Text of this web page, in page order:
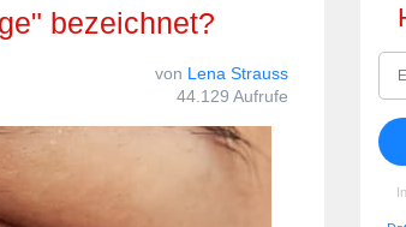
bezeichnet?
von Lena Strauss
44.129 Aufrufe